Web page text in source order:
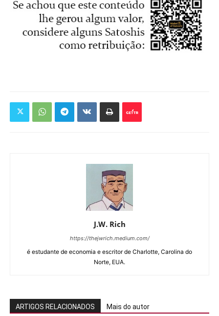
J.W. Rich
https://thejwrich.medium.com/
é estudante de economia e escritor de Charlotte, Carolina do
Norte, EUA.
ARTIGOS RELACIONADOS Mais do autor